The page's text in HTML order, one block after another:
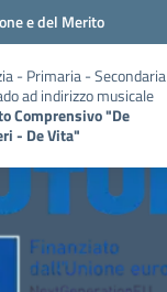
e del Merito
- Primaria - Secondaria
ad indirizzo musicale
Comprensivo "De
- De Vita"